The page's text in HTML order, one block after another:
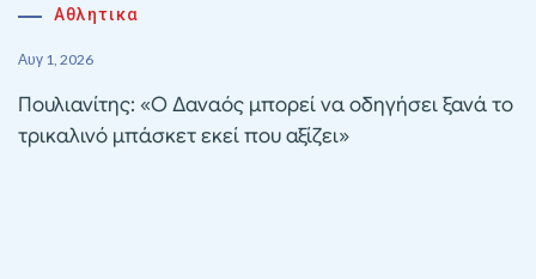
Αθλητικα
Αυγ 1, 2026
Πουλιανίτης: «Ο Δαναός μπορεί να οδηγήσει ξανά το
τρικαλινό μπάσκετ εκεί που αξίζει»